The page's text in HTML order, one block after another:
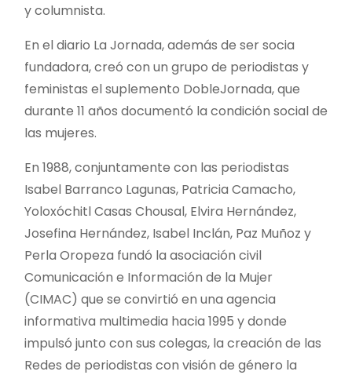
y columnista.
En el diario La Jornada, además de ser socia
fundadora, creó con un grupo de periodistas y
feministas el suplemento DobleJornada, que
durante 11 años documentó la condición social de
las mujeres.
En 1988, conjuntamente con las periodistas
Isabel Barranco Lagunas, Patricia Camacho,
Yoloxóchitl Casas Chousal, Elvira Hernández,
Josefina Hernández, Isabel Inclán, Paz Muñoz y
Perla Oropeza fundó la asociación civil
Comunicación e Información de la Mujer
(CIMAC) que se convirtió en una agencia
informativa multimedia hacia 1995 y donde
impulsó junto con sus colegas, la creación de las
Redes de periodistas con visión de género la